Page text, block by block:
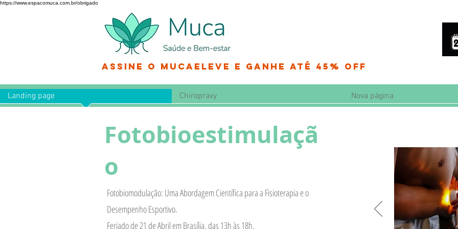
https://www.espacomuca.com.br/obrigado
Assine o MucaEleve e Ganhe até 45% OFF
Landing page Chiropraxy Nova página
Fotobioestimulaçã
o
Fotobiomodulação: Uma Abordagem Científica para a Fisioterapia e o
Desempenho Esportivo.
Feriado de 21 de Abril em Brasília, das 13h às 18h.